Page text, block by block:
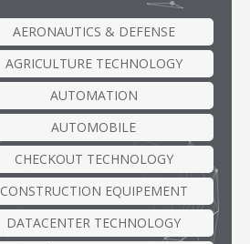
AERONAUTICS & DEFENSE
AGRICULTURE TECHNOLOGY
AUTOMATION
AUTOMOBILE
CHECKOUT TECHNOLOGY
CONSTRUCTION EQUIPEMENT
DATACENTER TECHNOLOGY